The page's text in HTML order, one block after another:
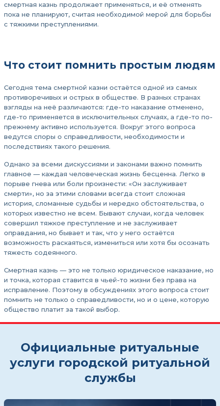
смертная казнь продолжает применяться, и её отменять
пока не планируют, считая необходимой мерой для борьбы
с тяжкими преступлениями.
Что стоит помнить простым людям
Сегодня тема смертной казни остаётся одной из самых
противоречивых и острых в обществе. В разных странах
взгляды на неё различаются: где-то наказание отменено,
где-то применяется в исключительных случаях, а где-то по-
прежнему активно используется. Вокруг этого вопроса
ведутся споры о справедливости, необходимости и
последствиях такого решения.
Однако за всеми дискуссиями и законами важно помнить
главное — каждая человеческая жизнь бесценна. Легко в
порыве гнева или боли произнести: «Он заслуживает
смерти», но за этими словами всегда стоит сложная
история, сломанные судьбы и нередко обстоятельства, о
которых известно не всем. Бывают случаи, когда человек
совершил тяжкое преступление и не заслуживает
оправдания, но бывает и так, что у него остаётся
возможность раскаяться, измениться или хотя бы осознать
тяжесть содеянного.
Смертная казнь — это не только юридическое наказание, но
и точка, которая ставится в чьей-то жизни без права на
исправление. Поэтому в обсуждениях этого вопроса стоит
помнить не только о справедливости, но и о цене, которую
общество платит за такой выбор.
Официальные ритуальные
услуги городской ритуальной
службы